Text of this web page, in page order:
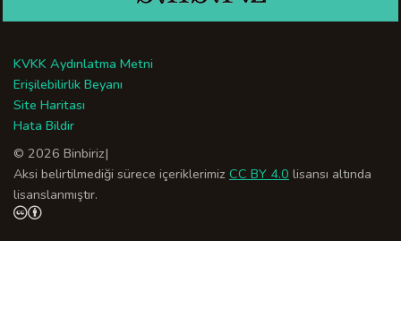
KVKK Aydınlatma Metni
Erişilebilirlik Beyanı
Site Haritası
Hata Bildir
© 2026 Binbiriz|
Aksi belirtilmediği sürece içeriklerimiz CC BY 4.0 lisansı altında
lisanslanmıştır.